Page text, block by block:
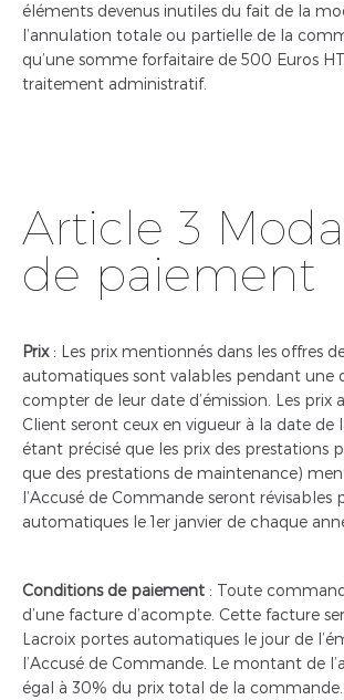
éléments devenus inutiles du fait de la
l’annulation totale ou partielle de la
qu’une somme forfaitaire de 500 Euros
traitement administratif.
Article 3
de paiement
Prix : Les prix mentionnés dans les offres
automatiques sont valables pendant une
compter de leur date d’émission. Les prix
Client seront ceux en vigueur à la date de
étant précisé que les prix des prestations
que des prestations de maintenance)
l’Accusé de Commande seront révisables
automatiques le 1er janvier de chaque
Conditions de paiement : Toute
d’une facture d’acompte. Cette facture
Lacroix portes automatiques le jour de
l’Accusé de Commande. Le montant de
égal à 30% du prix total de la